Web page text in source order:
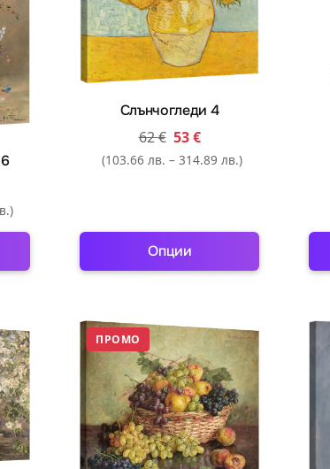
chosen
on
the
product
Слънчогледи 4
62€ 53€
(103.66 лв. – 314.89 лв.)
Опции
has
multiple
variants.
The
options
may
be
ПРОМО